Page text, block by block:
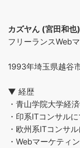
カズヤん (宮田和也)
フリーランスWeb
1993年埼玉県越谷
▼ 経歴
・青山学院大学経
・印系ITコンサル
・欧州系ITコンサ
・Webマーケティ